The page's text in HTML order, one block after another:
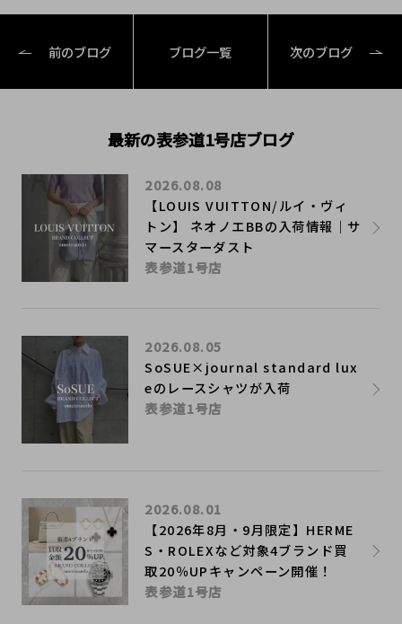
前のブログ ブログ一覧 次のブログ
最新の表参道1号店ブログ
【LOUIS VUITTON/ルイ・ヴィ
トン】 ネオノエBBの入荷情報｜サ
マースターダスト
2026.08.08
表参道1号店
SoSUE×journal standard lux
eのレースシャツが入荷
2026.08.05
表参道1号店
【2026年8月・9月限定】HERME
S・ROLEXなど対象4ブランド買
取20％UPキャンペーン開催！
2026.08.01
表参道1号店